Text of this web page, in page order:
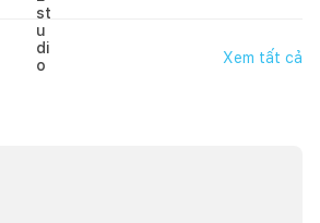
Xem tất cả